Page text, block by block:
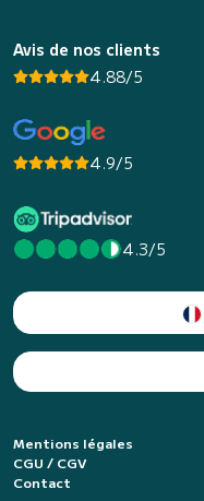
Avis de nos clients
4.88/5
4.9/5
4.3/5
Mentions légales
CGU / CGV
Contact